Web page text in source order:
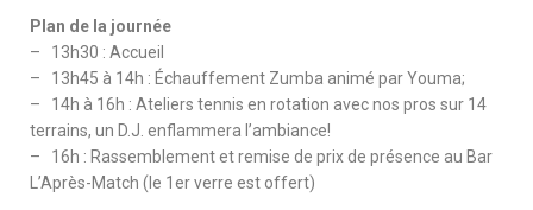
Plan de la journée
– 13h30 : Accueil
– 13h45 à 14h : Échauffement Zumba animé par Youma;
– 14h à 16h : Ateliers tennis en rotation avec nos pros sur 14
terrains, un D.J. enflammera l’ambiance!
– 16h : Rassemblement et remise de prix de présence au Bar
L’Après-Match (le 1er verre est offert)